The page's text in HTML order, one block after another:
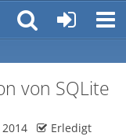
von SQLite
Erledigt